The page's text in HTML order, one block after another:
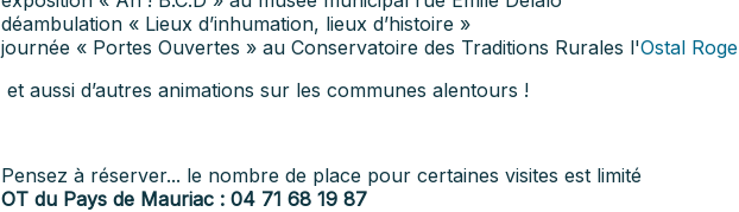
déambulation « Lieux d’inhumation, lieux d’histoire »
journée « Portes Ouvertes » au Conservatoire des Traditions Rurales l'Ostal Roge
et aussi d’autres animations sur les communes alentours !
Pensez à réserver... le nombre de place pour certaines visites est limité
OT du Pays de Mauriac : 04 71 68 19 87